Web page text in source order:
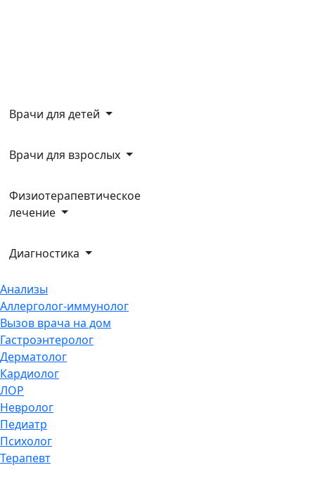
Врачи для детей
Врачи для взрослых
Физиотерапевтическое
лечение
Диагностика
Анализы
Аллерголог-иммунолог
Вызов врача на дом
Гастроэнтеролог
Дерматолог
Кардиолог
ЛОР
Невролог
Педиатр
Психолог
Терапевт